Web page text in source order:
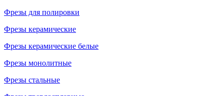
Фрезы для полировки
Фрезы керамические
Фрезы керамические белые
Фрезы монолитные
Фрезы стальные